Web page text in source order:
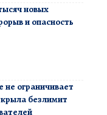
новых
и опасность
не ограничивает
безлимит